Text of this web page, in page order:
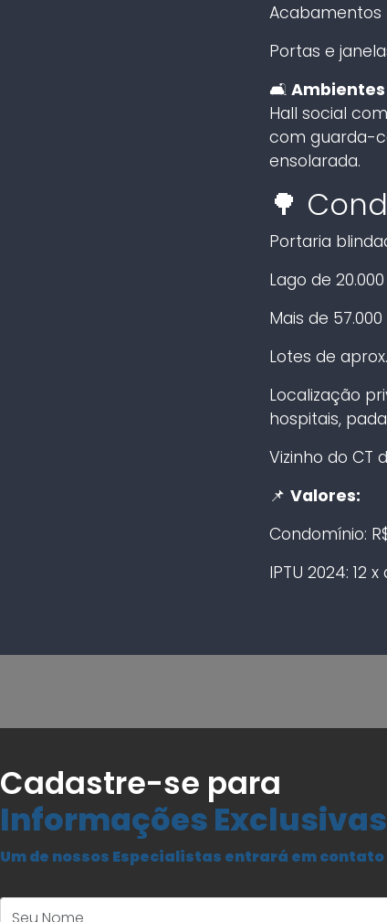
Acabamentos
Portas e
🛋️
Hall social
com guarda-
ensolarada.
🌳
Portaria
Lago de
Mais de
Lotes de
Localização
hospitais,
Vizinho do CT
📌 Valores:
Condomínio:
IPTU 2024: 12 x
Cadastre-se para
Informações
Um de nossos Especialistas entrará em